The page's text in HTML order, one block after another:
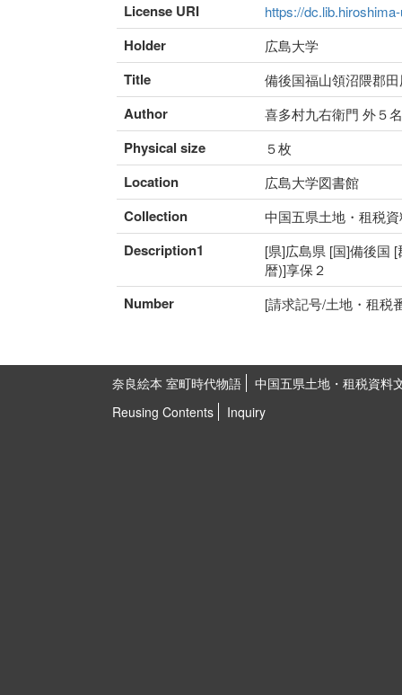
License URI https://
Holder 広島大学
Title 備後国福山領沼隈郡
Author 喜多村九右衛門 外５名
Physical size ５枚
Location 広島大学図書館
Collection 中国五県土地・租税
Description1
[県]広島県 [国]備後国
暦)]享保２
Number [請求記号/土地・租税
奈良絵本 室町時代物語
中国五県土地・租税資料
Reusing Contents
Inquiry